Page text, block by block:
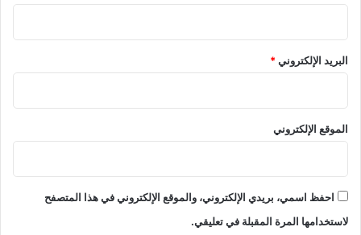
البريد الإلكتروني*
الموقع الإلكتروني
احفظ اسمي، بريدي الإلكتروني، والموقع الإلكتروني في هذا المتصفح
لاستخدامها المرة المقبلة في تعليقي.